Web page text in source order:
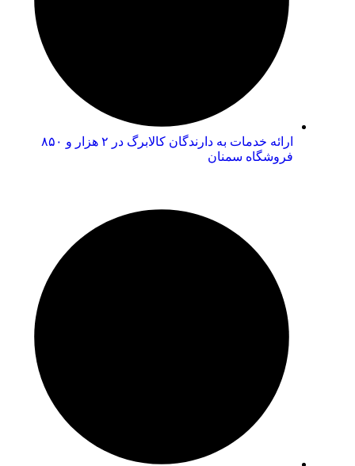
ارائه خدمات به دارندگان کالابرگ در ۲ هزار و ۸۵۰
فروشگاه سمنان